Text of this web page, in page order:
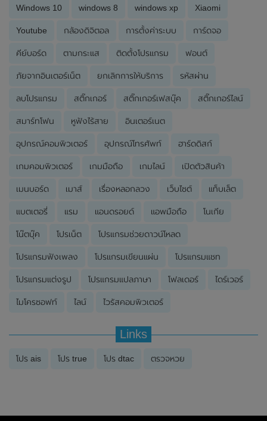
Windows 10 windows 8 windows xp Xiaomi
Youtube กล้องดิจิตอล การตั้งค่าระบบ การ์ดจอ
คีย์บอร์ด ตามกระแส ติดตั้งโปรแกรม ฟอนต์
ภัยจากอินเตอร์เน็ต ยกเลิกการให้บริการ รหัสผ่าน
ลบโปรแกรม สติ๊กเกอร์ สติ๊กเกอร์เฟสบุ๊ค สติ๊กเกอร์ไลน์
สมาร์ทโฟน หูฟังไร้สาย อินเตอร์เนต
อุปกรณ์คอมพิวเตอร์ อุปกรณ์โทรศัพท์ ฮาร์ดดิสก์
เกมคอมพิวเตอร์ เกมมือถือ เกมไลน์ เปิดตัวสินค้า
เมนบอร์ด เมาส์ เรื่องหลอกลวง เว็บไซต์ แท็บเล็ต
แบตเตอรี่ แรม แอนดรอยด์ แอพมือถือ โนเกีย
โน๊ตบุ๊ค โปรเน็ต โปรแกรมช่วยดาวน์โหลด
โปรแกรมฟังเพลง โปรแกรมเขียนแผ่น โปรแกรมแชท
โปรแกรมแต่งรูป โปรแกรมแปลภาษา โฟลเดอร์ ไดร์เวอร์
ไมโครซอฟท์ ไลน์ ไวรัสคอมพิวเตอร์
Links
โปร ais โปร true โปร dtac ตรวจหวย